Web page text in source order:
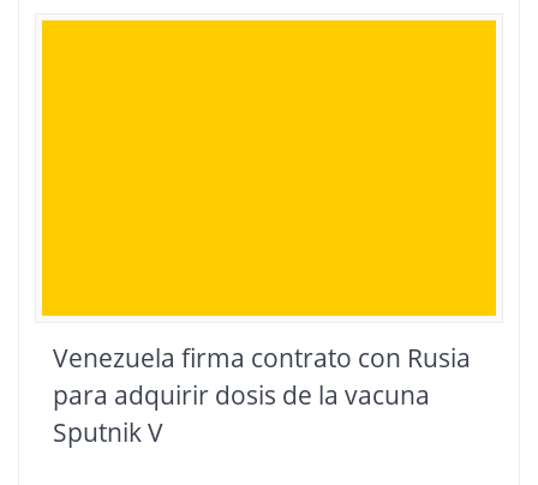
Venezuela firma contrato con Rusia
para adquirir dosis de la vacuna
Sputnik V